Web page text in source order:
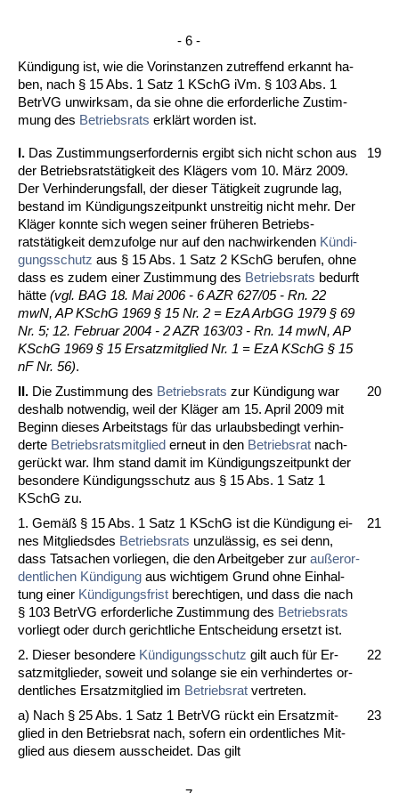
- 6 -
Kündi­gung ist, wie die Vor­in­stan­zen zu­tref­fend er­kannt ha­
ben, nach § 15 Abs. 1 Satz 1 KSchG iVm. § 103 Abs. 1
Be­trVG un­wirk­sam, da sie oh­ne die er­for­der­li­che Zu­stim­
mung des Be­triebs­rats erklärt wor­den ist.
I. Das Zu­stim­mungs­er­for­der­nis er­gibt sich nicht schon aus
der Be­triebs­ratstätig­keit des Klägers vom 10. März 2009.
Der Ver­hin­de­rungs­fall, der die­ser Tätig­keit zu­grun­de lag,
be­stand im Kündi­gungs­zeit­punkt un­strei­tig nicht mehr. Der
Kläger konn­te sich we­gen sei­ner frühe­ren Be­triebs­
ratstätig­keit dem­zu­fol­ge nur auf den nach­wir­ken­den Kündi­
gungs­schutz aus § 15 Abs. 1 Satz 2 KSchG be­ru­fen, oh­ne
dass es zu­dem ei­ner Zu­stim­mung des Be­triebs­rats be­durft
hätte (vgl. BAG 18. Mai 2006 - 6 AZR 627/05 - Rn. 22
mwN, AP KSchG 1969 § 15 Nr. 2 = EzA ArbGG 1979 § 69
Nr. 5; 12. Fe­bru­ar 2004 - 2 AZR 163/03 - Rn. 14 mwN, AP
KSchG 1969 § 15 Er­satz­mit­glied Nr. 1 = EzA KSchG § 15
nF Nr. 56).
19
II. Die Zu­stim­mung des Be­triebs­rats zur Kündi­gung war
des­halb not­wen­dig, weil der Kläger am 15. April 2009 mit
Be­ginn die­ses Ar­beits­tags für das ur­laubs­be­dingt ver­hin­
der­te Be­triebs­rats­mit­glied er­neut in den Be­triebs­rat nach­
gerückt war. Ihm stand da­mit im Kündi­gungs­zeit­punkt der
be­son­de­re Kündi­gungs­schutz aus § 15 Abs. 1 Satz 1
KSchG zu.
20
1. Gemäß § 15 Abs. 1 Satz 1 KSchG ist die Kündi­gung ei­
nes Mit­glieds­des Be­triebs­rats un­zulässig, es sei denn,
dass Tat­sa­chen vor­lie­gen, die den Ar­beit­ge­ber zur außer­or­
dent­li­chen Kündi­gung aus wich­ti­gem Grund oh­ne Einhal­
tung ei­ner Kündi­gungs­frist be­rech­ti­gen, und dass die nach
§ 103 Be­trVG er­for­der­li­che Zu­stim­mung des Be­triebs­rats
vor­liegt oder durch ge­richt­li­che Ent­schei­dung er­setzt ist.
21
2. Die­ser be­son­de­re Kündi­gungs­schutz gilt auch für Er­
satz­mit­glie­der, so­weit und so­lan­ge sie ein ver­hin­der­tes or­
dent­li­ches Er­satz­mit­glied im Be­triebs­rat ver­tre­ten.
22
a) Nach § 25 Abs. 1 Satz 1 Be­trVG rückt ein Er­satz­mit­
glied in den Be­triebs­rat nach, so­fern ein or­dent­li­ches Mit­
glied aus die­sem aus­schei­det. Das gilt
23